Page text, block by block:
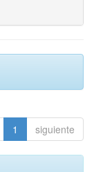
1 siguiente